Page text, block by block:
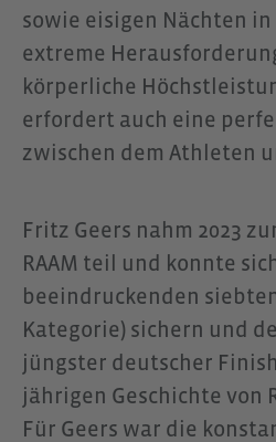
sowie eisigen Nächten in
extreme
körperliche
erfordert auch eine
zwischen dem Athleten
Fritz Geers nahm 2023
RAAM teil und konnte
beeindruckenden
Kategorie) sichern und
jüngster deutscher
jährigen Geschichte von
Für Geers war die